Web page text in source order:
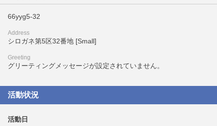
66yyg5-32
Address
シロガネ第5区32番地 [Small]
Greeting
グリーティングメッセージが設定されていません。
活動状況
活動日